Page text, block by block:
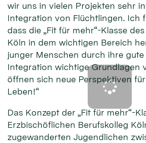
wir uns in vielen Projekten sehr
Integration von Flüchtlingen. Ich
dass die „Fit für mehr“-Klasse
Köln in dem wichtigen Bereich
junger Menschen durch ihre
Integration wichtige Grundlagen
öffnen sich neue Perspektiven
Leben!“
Das Konzept der „Fit für mehr“-
Erzbischöflichen Berufskolleg
zugewanderten Jugendlichen